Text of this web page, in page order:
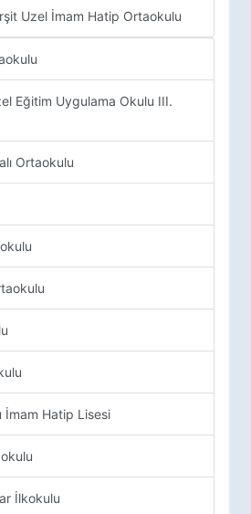
Uzel İmam Hatip Ortaokulu
Eğitim Uygulama Okulu III.
Ortaokulu
İmam Hatip Lisesi
İlkokulu